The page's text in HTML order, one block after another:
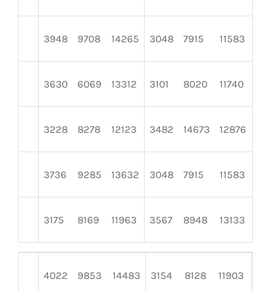
3948 9708 14265 3048 7915 11583
3630 6069 13312 3101 8020 11740
3228 8278 12123 3482 14673 12876
3736 9285 13632 3048 7915 11583
3175 8169 11963 3567 8948 13133
4022 9853 14483 3154 8128 11903